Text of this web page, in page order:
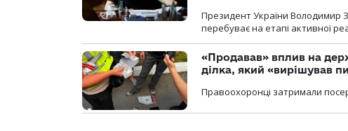
Президент України Володимир
перебуває на етапі активної
«Продавав» вплив на
ділка, який «вирішував
Правоохоронці затримали